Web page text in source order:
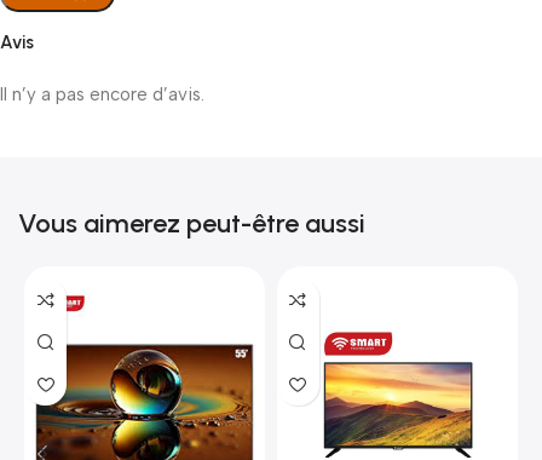
Avis
Il n’y a pas encore d’avis.
Vous aimerez peut-être aussi